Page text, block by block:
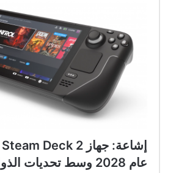
عام 2028 وسط تحديات الذواكر والتضخم